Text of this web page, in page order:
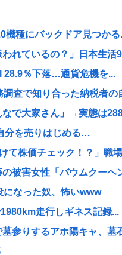
種にバックドア見つかる
われているの？」日本生活
28.9％下落…通貨危機を...
調査で知り合った納税者の
で大家さん」→実態は
分を売りはじめる…
て株価チェック！？」職
の被害女性「バウムクーヘ
になった奴、怖いwww
走行しギネス記録...
墓参りするアホ陽キャ、墓